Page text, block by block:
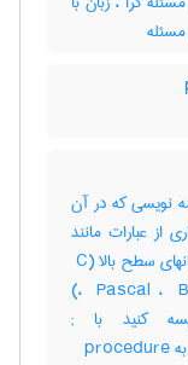
نویسی که در آن
از عبارات مانند
روالها ، زیر روالها یا توابع) میباشد متداولترین زبانهای سطح بالا (‎ C
، ‎ Pascal ، ‎ BASIC ، ‎ FORTRAN ، ‎ COBOL ، ‎Ada)
همگی زبانهای رویه ای هستند مقایسه کنید با ‎;